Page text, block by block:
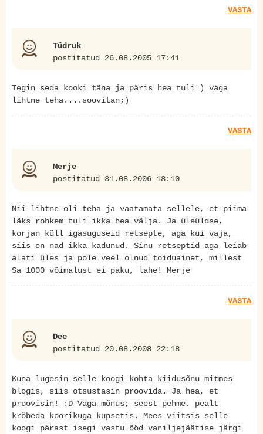
VASTA
Tüdruk
postitatud 26.08.2005 17:41
Tegin seda kooki täna ja päris hea tuli=) väga
lihtne teha....soovitan;)
VASTA
Merje
postitatud 31.08.2006 18:10
Nii lihtne oli teha ja vaatamata sellele, et piima
läks rohkem tuli ikka hea välja. Ja üleüldse,
korjan küll igasuguseid retsepte, aga kui vaja,
siis on nad ikka kadunud. Sinu retseptid aga leiab
alati üles ja pole veel olnud toiduainet, millest
Sa 1000 võimalust ei paku, lahe! Merje
VASTA
Dee
postitatud 20.08.2008 22:18
Kuna lugesin selle koogi kohta kiidusõnu mitmes
blogis, siis otsustasin proovida. Ja hea, et
proovisin! :D Väga mõnus; seest pehme, pealt
krõbeda koorikuga küpsetis. Mees viitsis selle
koogi pärast isegi vastu ööd vaniljejäätise järgi